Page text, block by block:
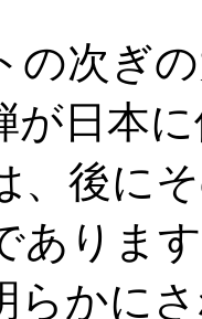
次ぎ
が日本
、後に
ありま
らかに